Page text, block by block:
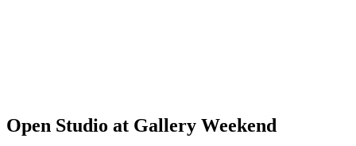
Open Studio at Gallery Weekend